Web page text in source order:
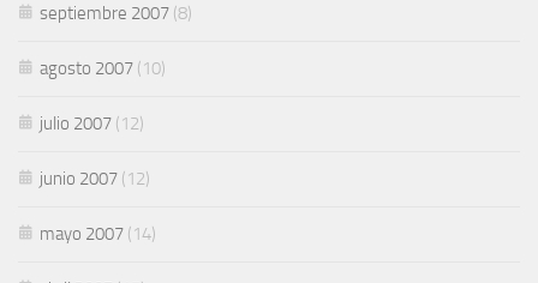
septiembre 2007 (8)
agosto 2007 (10)
julio 2007 (12)
junio 2007 (12)
mayo 2007 (14)